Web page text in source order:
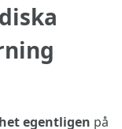
egentligen på